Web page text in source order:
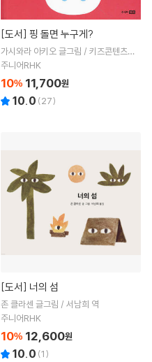
[도서] 핑 돌면 누구게?
가시와라 아키오 글그림 / 키즈콘텐츠클
럽 역
주니어RHK
10% 11,700원
10.0 (27)
[도서] 너의 섬
존 클라센 글그림 / 서남희 역
주니어RHK
10% 12,600원
10.0 (1)